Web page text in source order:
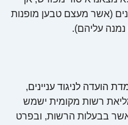
(אשר מעצם טבען מופנות
נמנה עליהם).
הועדה לניגוד עניינים,
רשות מקומית ישמש
בבעלות הרשות, ובפרט